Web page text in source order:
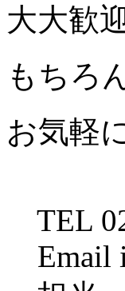
大大歓
もちろ
お気軽
TEL
Email